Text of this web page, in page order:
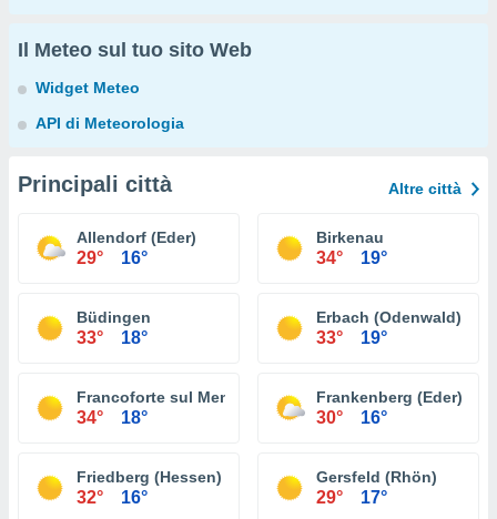
Il Meteo sul tuo sito Web
Widget Meteo
API di Meteorologia
Principali città Altre città
Allendorf (Eder)
29° 16°
Birkenau
34° 19°
Büdingen
33° 18°
Erbach (Odenwald)
33° 19°
Francoforte sul Meno
34° 18°
Frankenberg (Eder)
30° 16°
Friedberg (Hessen)
32° 16°
Gersfeld (Rhön)
29° 17°